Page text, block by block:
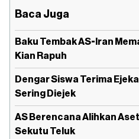
Baca Juga
Baku Tembak AS-Iran
Kian Rapuh
Dengar Siswa Terima
Sering Diejek
AS Berencana Alihkan
Sekutu Teluk